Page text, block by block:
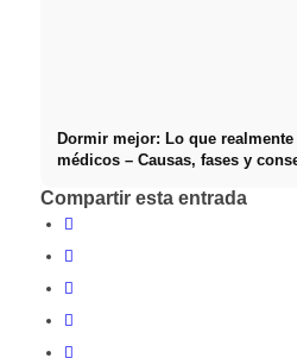
Dormir mejor: Lo que
médicos – Causas, fases y
Compartir esta entrada